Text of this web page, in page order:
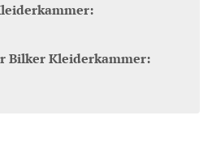
Bilker Kleiderkammer: